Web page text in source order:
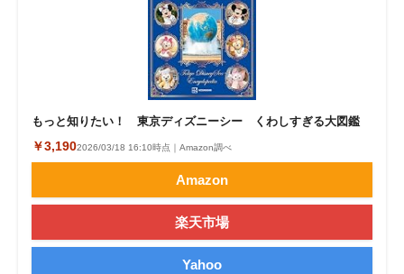
製造業のIT導入・活用を支援
モノづくり技術者専門サイト
エレクトロニクス専門サイト
建設×テクノロジーの最前線
もっと知りたい！ 東京ディズニーシー くわしすぎる大図鑑
￥3,1902026/03/18 16:10時点｜Amazon調べ
Amazon
楽天市場
Yahoo